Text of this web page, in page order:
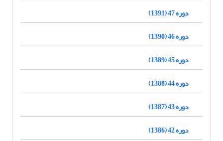
دوره 47 (1391)
دوره 46 (1390)
دوره 45 (1389)
دوره 44 (1388)
دوره 43 (1387)
دوره 42 (1386)